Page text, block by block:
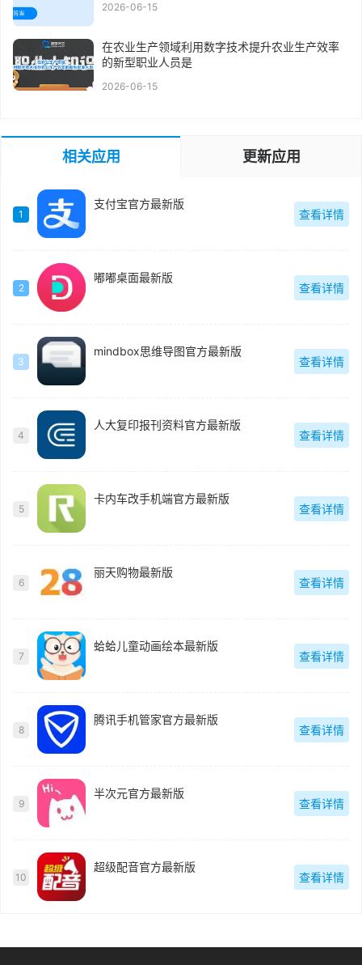
2026-06-15
在农业生产领域利用数字技术提升农业生产效率
的新型职业人员是
2026-06-15
相关应用 更新应用
1
支付宝官方最新版
查看详情
2
嘟嘟桌面最新版
查看详情
3
mindbox思维导图官方最新版
查看详情
4
人大复印报刊资料官方最新版
查看详情
5
卡内车改手机端官方最新版
查看详情
6
丽天购物最新版
查看详情
7
蛤蛤儿童动画绘本最新版
查看详情
8
腾讯手机管家官方最新版
查看详情
9
半次元官方最新版
查看详情
10
超级配音官方最新版
查看详情